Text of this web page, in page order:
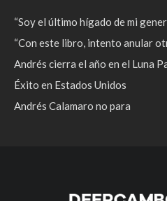
“Soy el último hígado de mi
“Con este libro, intento anular
Andrés cierra el año en el Luna
Éxito en Estados Unidos
Andrés Calamaro no para